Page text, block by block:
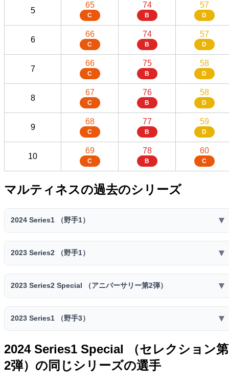
5
65
C
74
B
57
D
6
66
C
74
B
57
D
7
66
C
75
B
58
D
8
67
C
76
B
58
D
9
68
C
77
B
59
D
10
69
C
78
B
60
C
マルティネスの過去のシリーズ
2024 Series1 （野手1） ▼
コスト ミート パワー 走力 捕球 送球
4600 34
68 77 59
ファー
スト
セカン
ド
サード
ショー
センタ
D ー ー ー ー ー
ー
特殊能力:
超広角打法 チャンス フルスイング
2023 Series2 （野手1） ▼
2023 Series2 （野手1）
コスト ミート パワー 走力 捕球 送球
4400 33
69
スト
ド
サード
ト
レフト
ー
ライト
D ー ー ー D
2023 Series2 Special （アニバーサリー第2弾） ▼
2023 Series2 Special （アニバーサリー第2弾）
コスト ミート パワー 走力 捕球 送球
4400 33
70 78 60
C
57 43
ファー
セカン
ショー
2023 Series1 （野手3） ▼
2023 Series1 （野手3）
スピリ
ッツ
コスト ミート パワー 走力
2024 Series1 Special （セレクション第
2弾）の同じシリーズの選手